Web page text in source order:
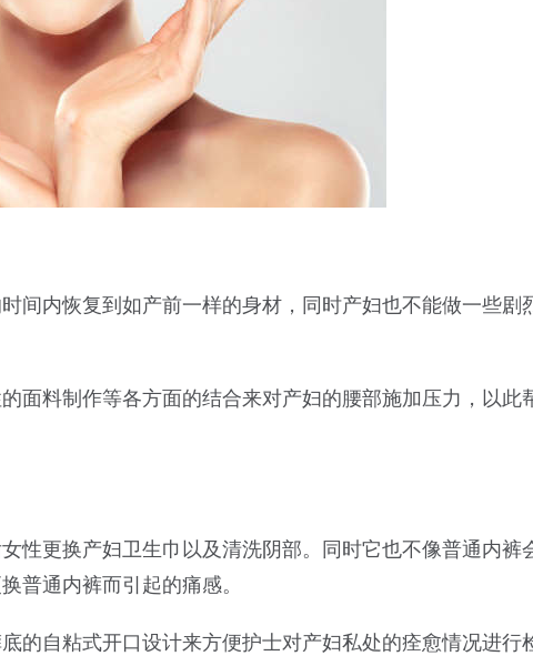
间内恢复到如产前一样的身材，同时产妇也不能做一些剧
面料制作等各方面的结合来对产妇的腰部施加压力，以此
性更换产妇卫生巾以及清洗阴部。同时它也不像普通内裤
普通内裤而引起的痛感。
的自粘式开口设计来方便护士对产妇私处的痊愈情况进行